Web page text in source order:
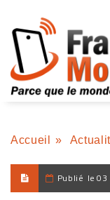
Accueil »
Publié le 03